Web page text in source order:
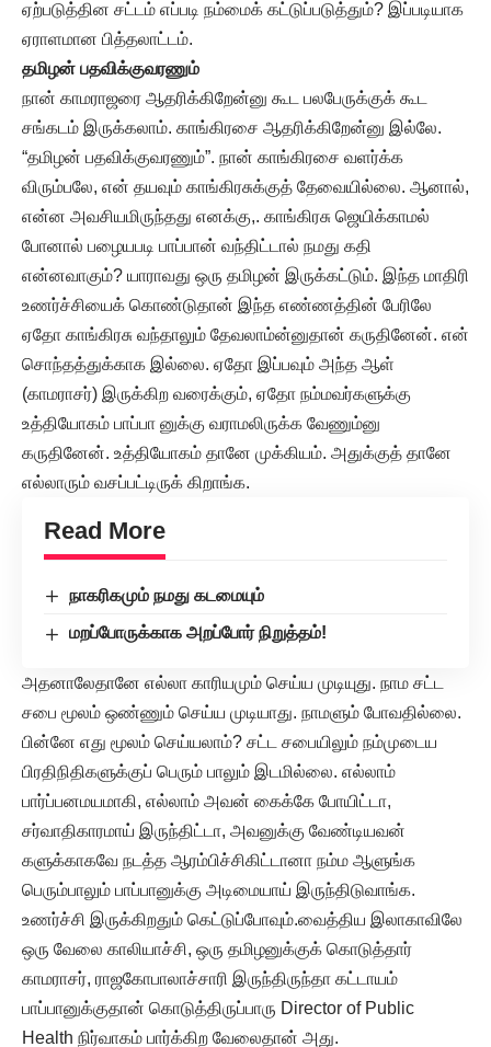
ஏற்படுத்தின சட்டம் எப்படி நம்மைக் கட்டுப்படுத்தும்? இப்படியாக
ஏராளமான பித்தலாட்டம்.
தமிழன் பதவிக்குவரணும்
நான் காமராஜரை ஆதரிக்கிறேன்னு கூட பலபேருக்குக் கூட
சங்கடம் இருக்கலாம். காங்கிரசை ஆதரிக்கிறேன்னு இல்லே.
“தமிழன் பதவிக்குவரணும்”. நான் காங்கிரசை வளர்க்க
விரும்பலே, என் தயவும் காங்கிரசுக்குத் தேவையில்லை. ஆனால்,
என்ன அவசியமிருந்தது எனக்கு,. காங்கிரசு ஜெயிக்காமல்
போனால் பழையபடி பாப்பான் வந்திட்டால் நமது கதி
என்னவாகும்? யாராவது ஒரு தமிழன் இருக்கட்டும். இந்த மாதிரி
உணர்ச்சியைக் கொண்டுதான் இந்த எண்ணத்தின் பேரிலே
ஏதோ காங்கிரசு வந்தாலும் தேவலாம்ன்னுதான் கருதினேன். என்
சொந்தத்துக்காக இல்லை. ஏதோ இப்பவும் அந்த ஆள்
(காமராசர்) இருக்கிற வரைக்கும், ஏதோ நம்மவர்களுக்கு
உத்தியோகம் பாப்பா னுக்கு வராமலிருக்க வேணும்னு
கருதினேன். உத்தியோகம் தானே முக்கியம். அதுக்குத் தானே
எல்லாரும் வசப்பட்டிருக் கிறாங்க.
Read More
நாகரிகமும் நமது கடமையும்
மறப்போருக்காக அறப்போர் நிறுத்தம்!
அதனாலேதானே எல்லா காரியமும் செய்ய முடியுது. நாம சட்ட
சபை மூலம் ஒண்ணும் செய்ய முடியாது. நாமளும் போவதில்லை.
பின்னே எது மூலம் செய்யலாம்? சட்ட சபையிலும் நம்முடைய
பிரதிநிதிகளுக்குப் பெரும் பாலும் இடமில்லை. எல்லாம்
பார்ப்பனமயமாகி, எல்லாம் அவன் கைக்கே போயிட்டா,
சர்வாதிகாரமாய் இருந்திட்டா, அவனுக்கு வேண்டியவன்
களுக்காகவே நடத்த ஆரம்பிச்சிகிட்டானா நம்ம ஆளுங்க
பெரும்பாலும் பாப்பானுக்கு அடிமையாய் இருந்திடுவாங்க.
உணர்ச்சி இருக்கிறதும் கெட்டுப்போவும்.வைத்திய இலாகாவிலே
ஒரு வேலை காலியாச்சி, ஒரு தமிழனுக்குக் கொடுத்தார்
காமராசர், ராஜகோபாலாச்சாரி இருந்திருந்தா கட்டாயம்
பாப்பானுக்குதான் கொடுத்திருப்பாரு Director of Public
Health நிர்வாகம் பார்க்கிற வேலைதான் அது.